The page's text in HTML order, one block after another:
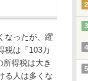
なったが、躍
税は「103万
得税は大き
る人は多くな